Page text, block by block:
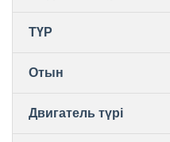
ТҮР
Отын
Двигатель түрі